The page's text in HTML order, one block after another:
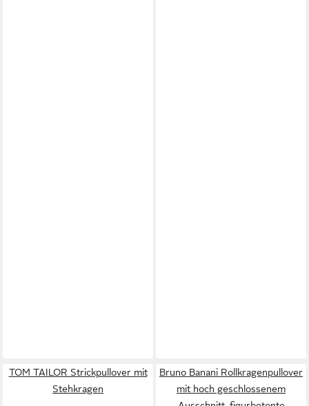
TOM TAILOR Strickpullover mit
Stehkragen
Bruno Banani Rollkragenpullover
mit hoch geschlossenem